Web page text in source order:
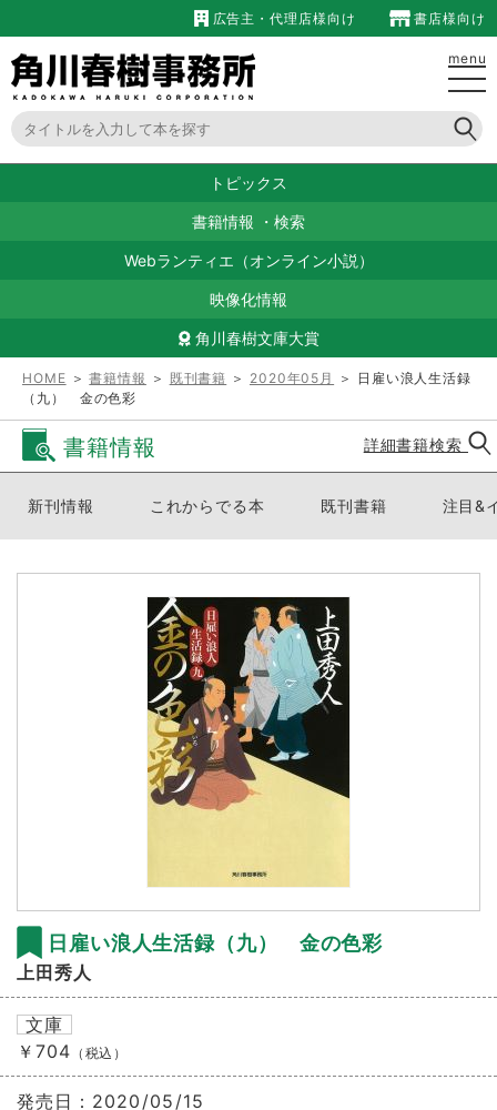
広告主・代理店様向け 書店様向け
menu
トピックス
書籍情報 ・ 検索
Webランティエ（オンライン小説）
映像化情報
角川春樹文庫大賞
HOME ＞書籍情報 ＞ 既刊書籍 ＞ 2020年05月
＞ 日雇い浪人生活録
（九） 金の色彩
書籍情報 詳細書籍検索
新刊情報 これからでる本 既刊書籍 注目&
日雇い浪人生活録（九） 金の色彩
上田秀人
文庫
￥704 （税込）
発売日： 2020/05/15